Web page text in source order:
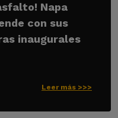
Napa
con sus
inaugurales
Leer más >>>